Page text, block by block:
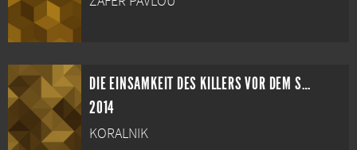
DIE EINSAMKEIT DES KILLERS VOR DEM SCHUSS
2014
KORALNIK